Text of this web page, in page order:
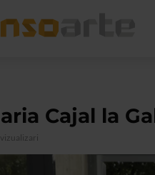
Cajal la